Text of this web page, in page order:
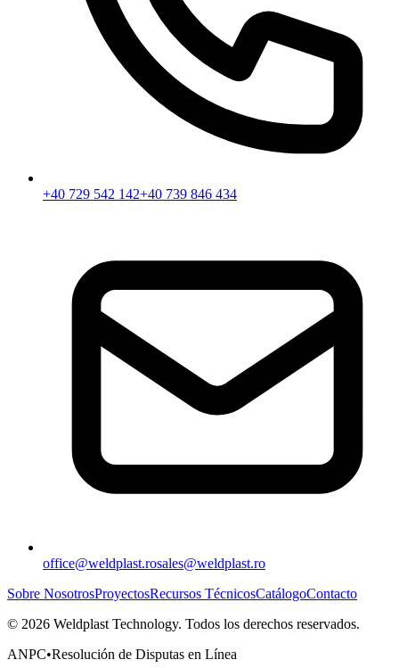
+40 729 542 142+40 739 846 434
office@weldplast.rosales@weldplast.ro
Sobre NosotrosProyectosRecursos TécnicosCatálogoContacto
© 2026 Weldplast Technology. Todos los derechos reservados.
ANPC•Resolución de Disputas en Línea